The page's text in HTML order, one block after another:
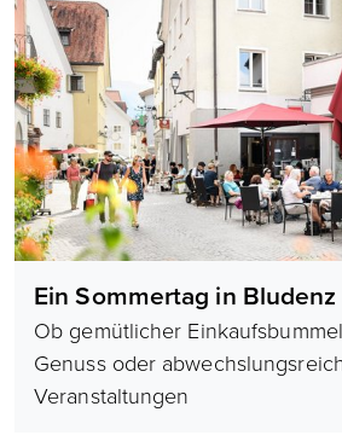
Ein Sommertag in Bludenz
Ob gemütlicher
Genuss oder
Veranstaltungen